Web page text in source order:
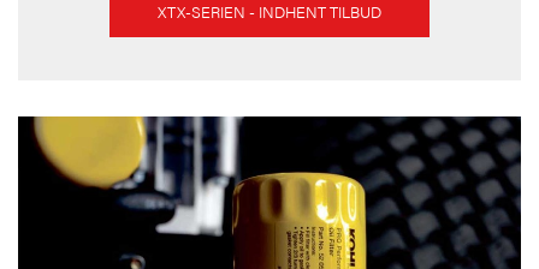
XTX-SERIEN - INDHENT TILBUD